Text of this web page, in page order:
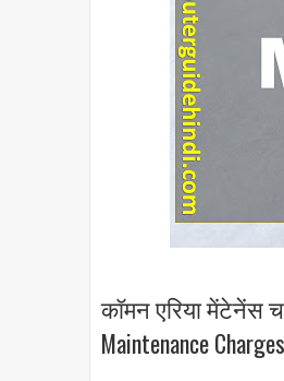
कॉमन एरिया मेंटेनेंस
Maintenance